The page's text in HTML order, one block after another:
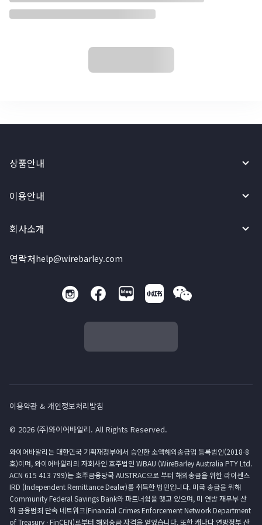
상품안내
이용안내
회사소개
연락처help@wirebarley.com
이용약관 & 개인정보처리방침
© 2026 (주)와이어바알리. All Rights Reserved.
와이어바알리는 대한민국 기획재정부에서 승인한 소액해외송금업 등록법인(2018-8
호)이며, 와이어바알리의 자회사인 호주법인 WBAU (WireBarley Australia PTY Ltd.
ACN 615 413 799)는 호주금융당국 AUSTRAC으로 부터 해외송금을 위한 라이센스
IRD (Independent Remittance Dealer)를 취득한 법인입니다. 미국 송금을 위해
Community Federal Savings Bank와 파트너쉽을 맺고 있으며, 미 연방 재무부 산
하 금융범죄 단속 네트워크(Financial Crimes Enforcement Network Department
of Treasury · FinCEN)로부터 해외송금 자격을 얻었습니다. 또한 캐나다 연방정부 산